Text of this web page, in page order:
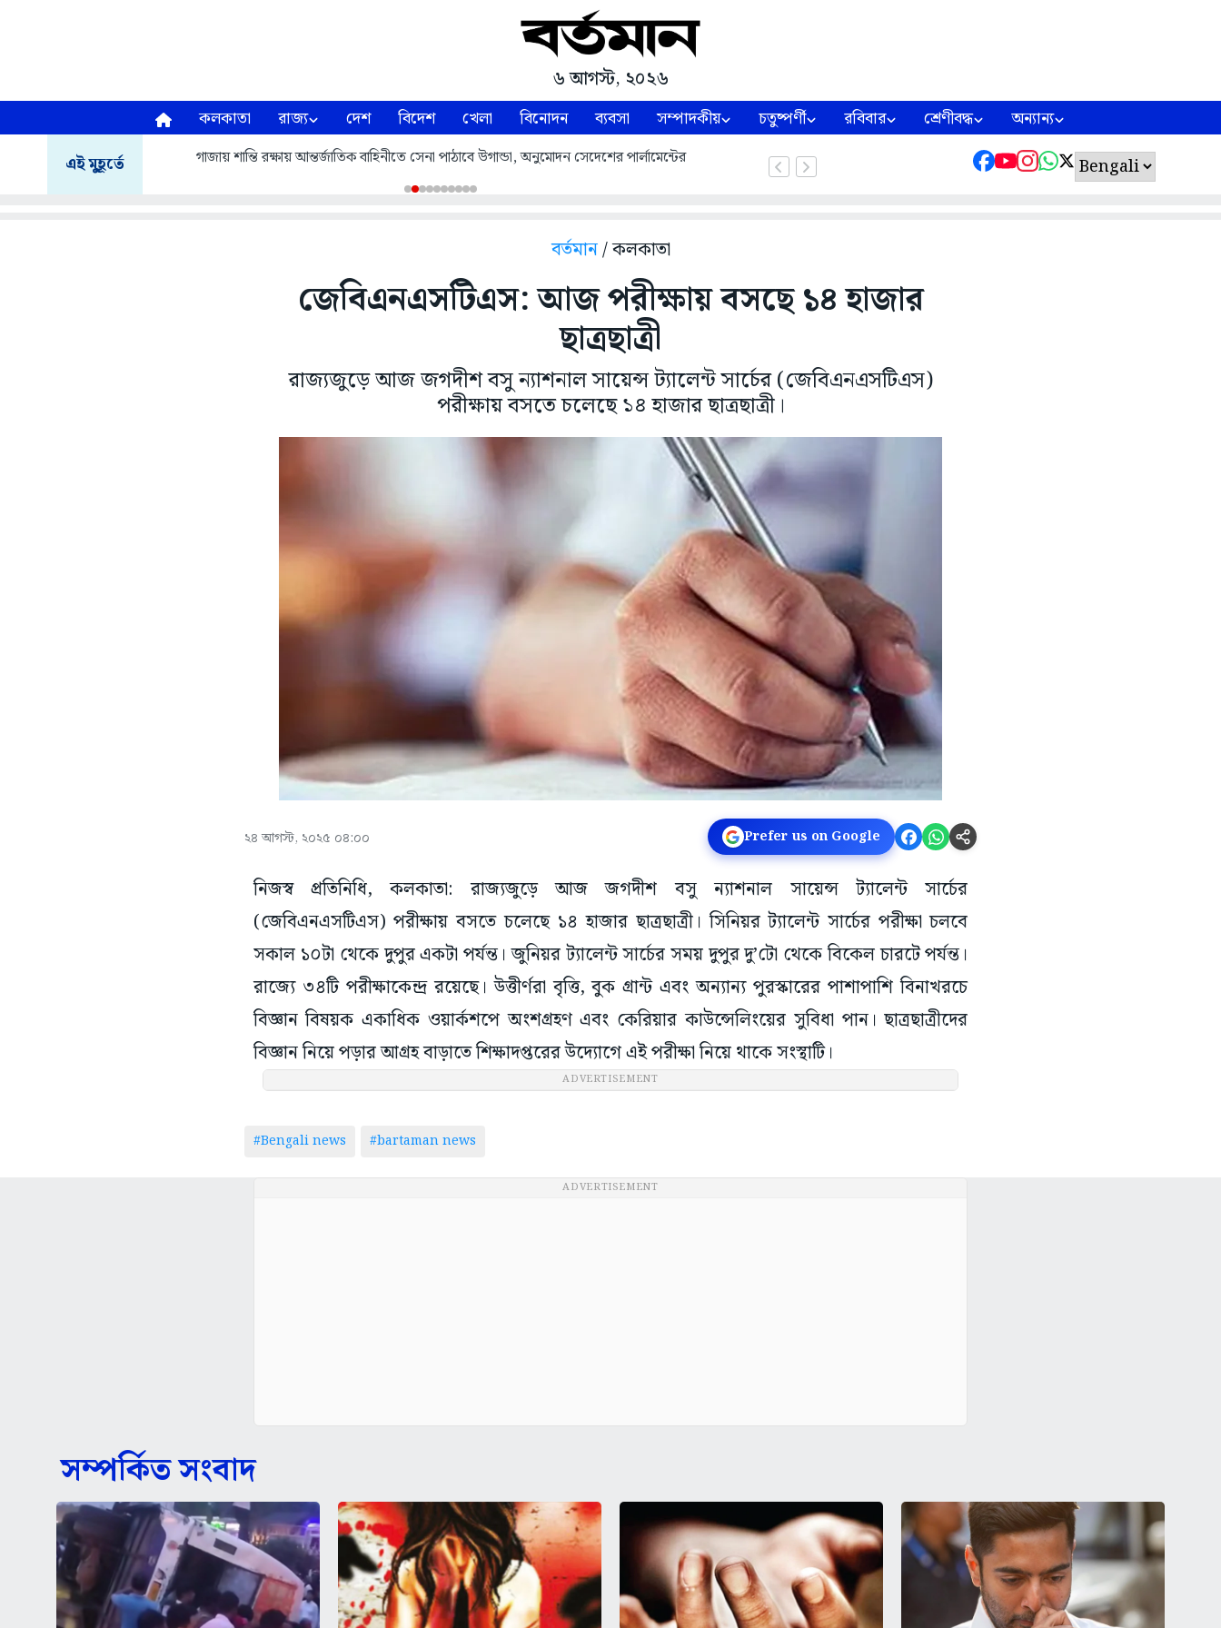
৬ আগস্ট, ২০২৬
কলকাতা রাজ্য দেশ বিদেশ খেলা বিনোদন ব্যবসা সম্পাদকীয় চতুষ্পর্ণী রবিবার শ্রেণীবদ্ধ অন্যান্য
এই মুহূর্তে গাজায় শান্তি রক্ষায় আন্তর্জাতিক বাহিনীতে সেনা পাঠাবে উগান্ডা, অনুমোদন সেদেশের পার্লামেন্টের
বর্তমান/ কলকাতা
জেবিএনএসটিএস: আজ পরীক্ষায় বসছে ১৪ হাজার
ছাত্রছাত্রী
রাজ্যজুড়ে আজ জগদীশ বসু ন্যাশনাল সায়েন্স ট্যালেন্ট সার্চের (জেবিএনএসটিএস)
পরীক্ষায় বসতে চলেছে ১৪ হাজার ছাত্রছাত্রী।
২৪ আগস্ট, ২০২৫ ০৪:০০ Prefer us on Google
নিজস্ব প্রতিনিধি, কলকাতা: রাজ্যজুড়ে আজ জগদীশ বসু ন্যাশনাল সায়েন্স ট্যালেন্ট সার্চের
(জেবিএনএসটিএস) পরীক্ষায় বসতে চলেছে ১৪ হাজার ছাত্রছাত্রী। সিনিয়র ট্যালেন্ট সার্চের পরীক্ষা চলবে
সকাল ১০টা থেকে দুপুর একটা পর্যন্ত। জুনিয়র ট্যালেন্ট সার্চের সময় দুপুর দু’টো থেকে বিকেল চারটে পর্যন্ত।
রাজ্যে ৩৪টি পরীক্ষাকেন্দ্র রয়েছে। উত্তীর্ণরা বৃত্তি, বুক গ্রান্ট এবং অন্যান্য পুরস্কারের পাশাপাশি বিনাখরচে
বিজ্ঞান বিষয়ক একাধিক ওয়ার্কশপে অংশগ্রহণ এবং কেরিয়ার কাউন্সেলিংয়ের সুবিধা পান। ছাত্রছাত্রীদের
বিজ্ঞান নিয়ে পড়ার আগ্রহ বাড়াতে শিক্ষাদপ্তরের উদ্যোগে এই পরীক্ষা নিয়ে থাকে সংস্থাটি।
ADVERTISEMENT
#Bengali news #bartaman news
ADVERTISEMENT
সম্পর্কিত সংবাদ